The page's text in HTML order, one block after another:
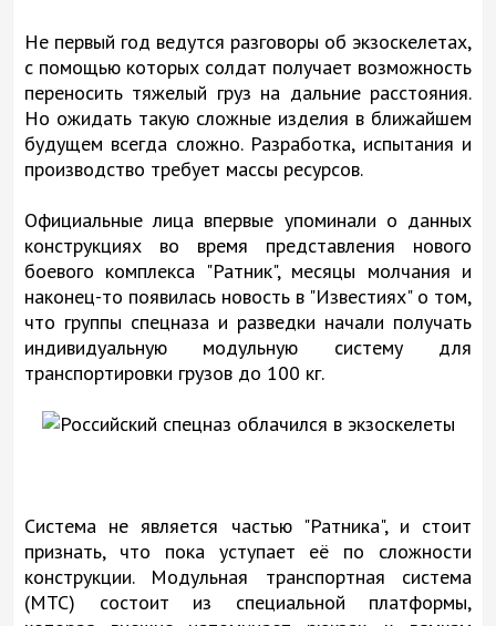
Не первый год ведутся разговоры об экзоскелетах,
с помощью которых солдат получает возможность
переносить тяжелый груз на дальние расстояния.
Но ожидать такую сложные изделия в ближайшем
будущем всегда сложно. Разработка, испытания и
производство требует массы ресурсов.
Официальные лица впервые упоминали о данных
конструкциях во время представления нового
боевого комплекса "Ратник", месяцы молчания и
наконец-то появилась новость в "Известиях" о том,
что группы спецназа и разведки начали получать
индивидуальную модульную систему для
транспортировки грузов до 100 кг.
Система не является частью "Ратника", и стоит
признать, что пока уступает её по сложности
конструкции. Модульная транспортная система
(МТС) состоит из специальной платформы,